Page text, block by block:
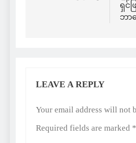
ရှင်
ဘာ
LEAVE A REPLY
Your email address will not
Required fields are marked *
Alternative: